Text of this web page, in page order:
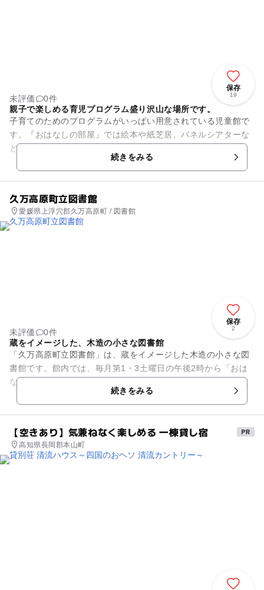
保存
19
未評価
0件
親子で楽しめる育児プログラム盛り沢山な場所です。
子育てのためのプログラムがいっぱい用意されている児童館で
す。『おはなしの部屋』では絵本や紙芝居、パネルシアターな
どを楽しめます。『そらまめカフェ』では、双子ちゃんとマ
マ、双子のプレママ、多胎育児...
続きをみる
久万高原町立図書館
愛媛県上浮穴郡久万高原町 / 図書館
保存
2
未評価
0件
蔵をイメージした、木造の小さな図書館
「久万高原町立図書館」は、蔵をイメージした木造の小さな図
書館です。館内では、毎月第1・3土曜日の午後2時から「おは
なし会」を開催していますので、お子さんと一緒におでかけし
てみては？ 絵本の読み聞...続きをみる
【空きあり】気兼ねなく楽しめる 一棟貸し宿
高知県長岡郡本山町